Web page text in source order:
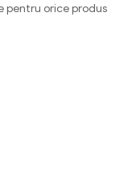
pentru orice produs